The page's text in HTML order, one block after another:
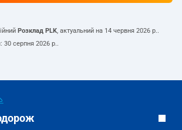
Розклад PLK, актуальний на 14 червня 2026 р..
30 серпня 2026 р..